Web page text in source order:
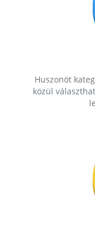
Huszonöt
közül